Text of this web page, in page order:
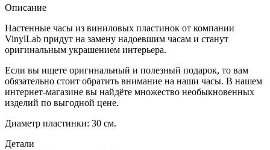
Описание
Настенные часы из виниловых пластинок от компании
VinylLab придут на замену надоевшим часам и станут
оригинальным украшением интерьера.
Если вы ищете оригинальный и полезный подарок, то вам
обязательно стоит обратить внимание на наши часы. В нашем
интернет-магазине вы найдёте множество необыкновенных
изделий по выгодной цене.
Диаметр пластинки: 30 см.
Детали